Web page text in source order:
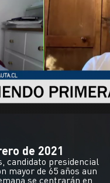
Opinión
Señal 2
de 2021
candidato presidencial
mayor de 65 años aun
se centrarán en